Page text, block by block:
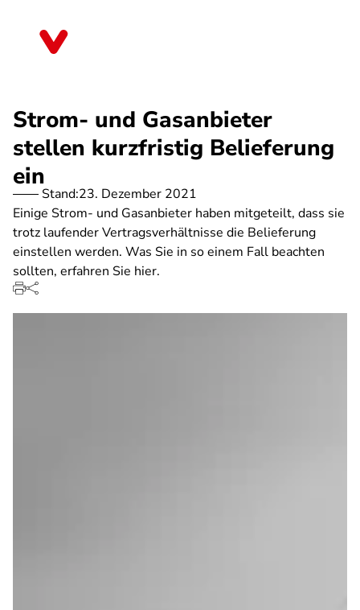
Strom- und Gasanbieter
stellen kurzfristig Belieferung
ein
Stand:23. Dezember 2021
Einige Strom- und Gasanbieter haben mitgeteilt, dass sie
trotz laufender Vertragsverhältnisse die Belieferung
einstellen werden. Was Sie in so einem Fall beachten
sollten, erfahren Sie hier.